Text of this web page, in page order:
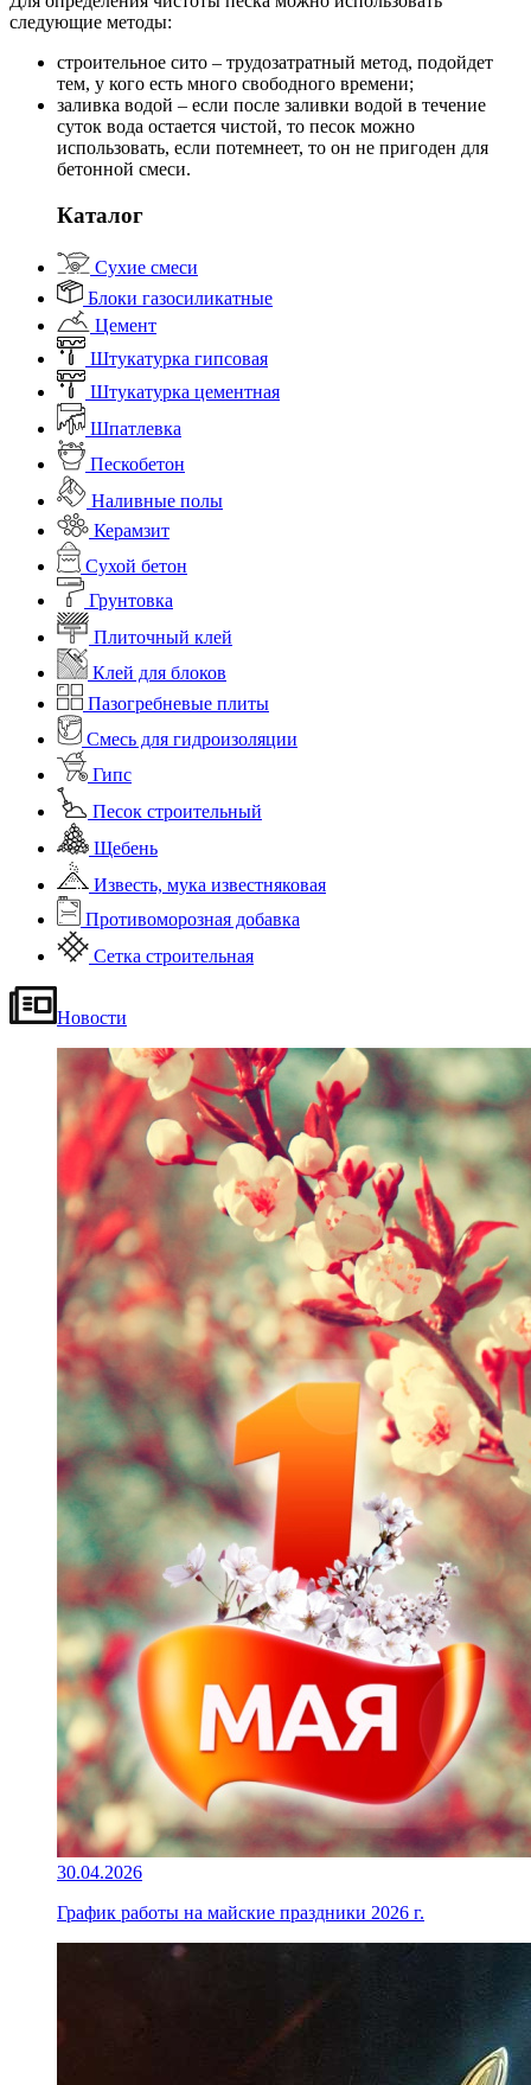
следующие методы:
строительное сито – трудозатратный метод, подойдет
тем, у кого есть много свободного времени;
заливка водой – если после заливки водой в течение
суток вода остается чистой, то песок можно
использовать, если потемнеет, то он не пригоден для
бетонной смеси.
Каталог
Сухие смеси
Блоки газосиликатные
Цемент
Штукатурка гипсовая
Штукатурка цементная
Шпатлевка
Пескобетон
Наливные полы
Керамзит
Сухой бетон
Грунтовка
Плиточный клей
Клей для блоков
Пазогребневые плиты
Смесь для гидроизоляции
Гипс
Песок строительный
Щебень
Известь, мука известняковая
Противоморозная добавка
Сетка строительная
Новости
30.04.2026
График работы на майские праздники 2026 г.